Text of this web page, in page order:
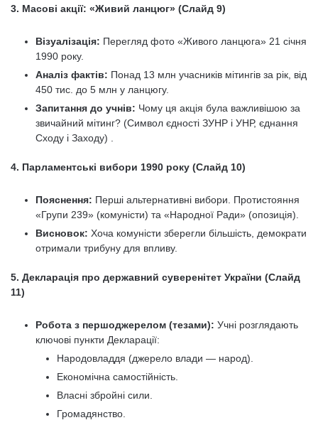
3. Масові акції: «Живий ланцюг» (Слайд 9)
Візуалізація: Перегляд фото «Живого ланцюга» 21 січня
1990 року.
Аналіз фактів: Понад 13 млн учасників мітингів за рік, від
450 тис. до 5 млн у ланцюгу.
Запитання до учнів: Чому ця акція була важливішою за
звичайний мітинг? (Символ єдності ЗУНР і УНР, єднання
Сходу і Заходу) .
4. Парламентські вибори 1990 року (Слайд 10)
Пояснення: Перші альтернативні вибори. Протистояння
«Групи 239» (комуністи) та «Народної Ради» (опозиція).
Висновок: Хоча комуністи зберегли більшість, демократи
отримали трибуну для впливу.
5. Декларація про державний суверенітет України (Слайд
11)
Робота з першоджерелом (тезами): Учні розглядають
ключові пункти Декларації:
Народовладдя (джерело влади — народ).
Економічна самостійність.
Власні збройні сили.
Громадянство.